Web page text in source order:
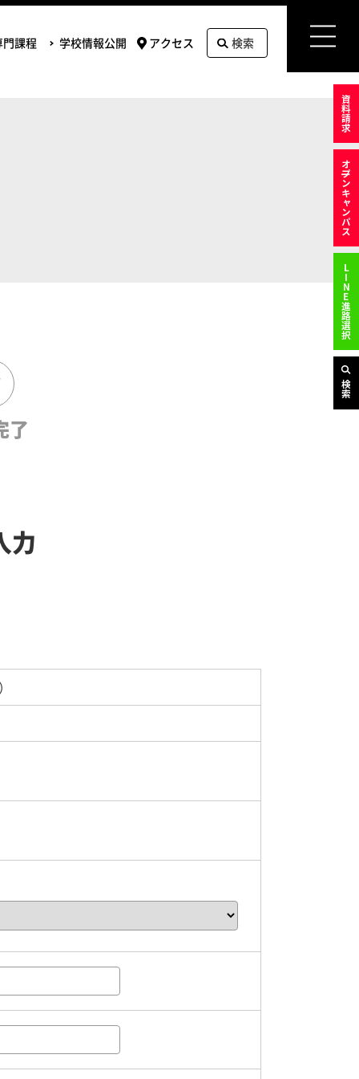
課程 学校情報公開 アクセス 検索
資料請求
オ
プンキャンパス
LINE進路選択
検索
了
力